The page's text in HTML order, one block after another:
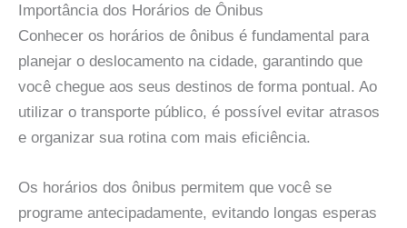
Importância dos Horários de Ônibus
Conhecer os horários de ônibus é fundamental para
planejar o deslocamento na cidade, garantindo que
você chegue aos seus destinos de forma pontual. Ao
utilizar o transporte público, é possível evitar atrasos
e organizar sua rotina com mais eficiência.
Os horários dos ônibus permitem que você se
programe antecipadamente, evitando longas esperas